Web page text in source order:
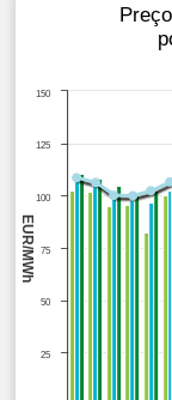
EUR/MWh
25
50
75
100
125
150